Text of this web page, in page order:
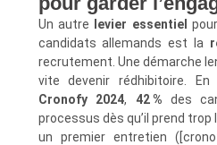
Un autre levier essentiel
candidats allemands est la
recrutement. Une démarche
vite devenir rédhibitoire.
Cronofy 2024, 42 % des
processus dès qu’il prend
un premier entretien